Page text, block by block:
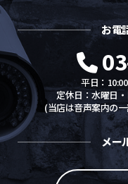
お電
平日：
定休日：水曜日
(当店は音声案内の
メー